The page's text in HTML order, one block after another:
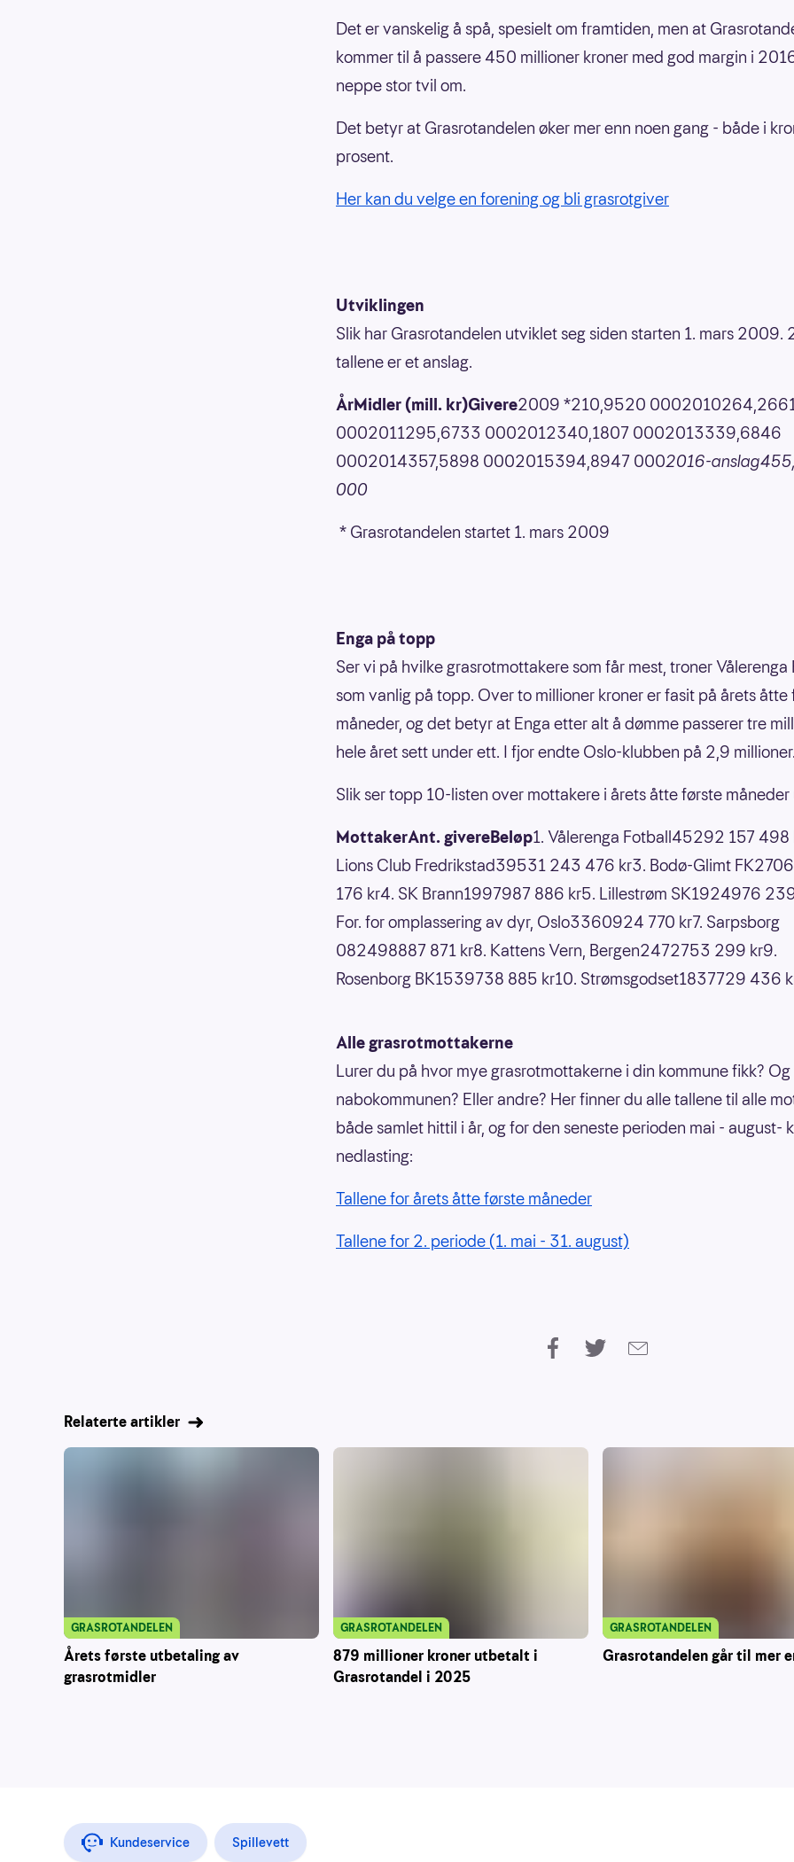
Det er vanskelig å spå, spesielt om framtiden, men at
kommer til å passere 450 millioner kroner med god margin i
neppe stor tvil om.
Det betyr at Grasrotandelen øker mer enn noen gang - både i
prosent.
Her kan du velge en forening og bli grasrotgiver
Utviklingen
Slik har Grasrotandelen utviklet seg siden starten 1. mars 2009.
tallene er et anslag.
ÅrMidler (mill. kr)Givere2009 *210,9520
0002011295,6733 0002012340,1807 0002013339,6846
0002014357,5898 0002015394,8947 0002016-
000
* Grasrotandelen startet 1. mars 2009
Enga på topp
Ser vi på hvilke grasrotmottakere som får mest, troner Vålerenga
som vanlig på topp. Over to millioner kroner er fasit på årets åtte
måneder, og det betyr at Enga etter alt å dømme passerer tre
hele året sett under ett. I fjor endte Oslo-klubben på 2,9 millioner.
Slik ser topp 10-listen over mottakere i årets åtte første måneder
MottakerAnt. givereBeløp1. Vålerenga Fotball45292 157 498
Lions Club Fredrikstad39531 243 476 kr3. Bodø-Glimt
176 kr4. SK Brann1997987 886 kr5. Lillestrøm SK1924976
For. for omplassering av dyr, Oslo3360924 770 kr7. Sarpsborg
082498887 871 kr8. Kattens Vern, Bergen2472753 299 kr9.
Rosenborg BK1539738 885 kr10. Strømsgodset1837729 436
Alle grasrotmottakerne
Lurer du på hvor mye grasrotmottakerne i din kommune fikk? Og
nabokommunen? Eller andre? Her finner du alle tallene til alle
både samlet hittil i år, og for den seneste perioden mai - august-
nedlasting:
Tallene for årets åtte første måneder
Tallene for 2. periode (1. mai - 31. august)
Relaterte artikler
Årets første utbetaling av
grasrotmidler
GRASROTANDELEN
879 millioner kroner utbetalt i
Grasrotandel i 2025
GRASROTANDELEN
Grasrotandelen går til mer
GRASROTANDELEN
Kundeservice Spillevett